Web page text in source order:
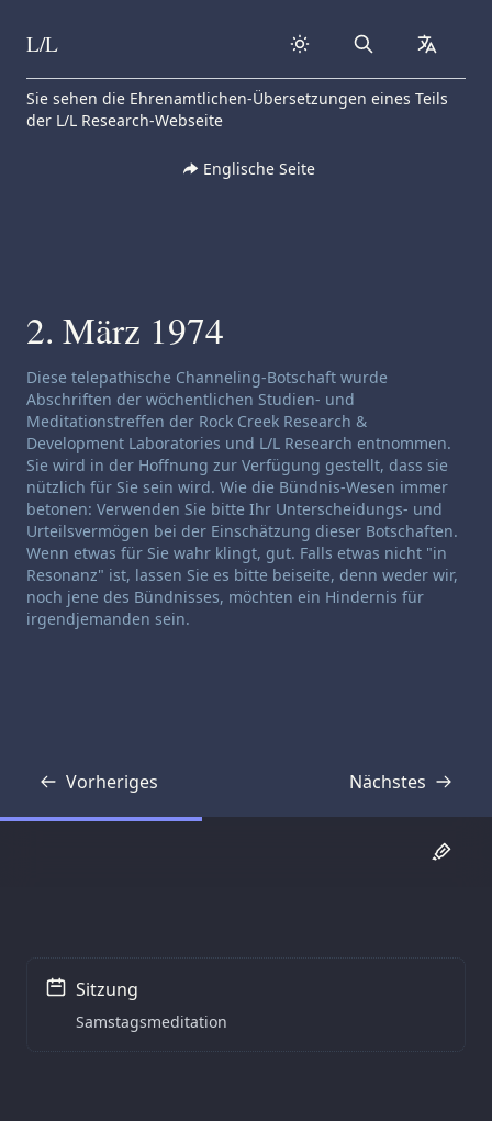
Skip to content
L/L Search
Sie sehen die Ehrenamtlichen-Übersetzungen eines Teils
der L/L Research-Webseite
Englische Seite
2. März 1974
Haftungsausschluss für Channeling:
Diese telepathische Channeling-Botschaft wurde
Abschriften der wöchentlichen Studien- und
Meditationstreffen der Rock Creek Research &
Development Laboratories und L/L Research entnommen.
Sie wird in der Hoffnung zur Verfügung gestellt, dass sie
nützlich für Sie sein wird. Wie die Bündnis-Wesen immer
betonen: Verwenden Sie bitte Ihr Unterscheidungs- und
Urteilsvermögen bei der Einschätzung dieser Botschaften.
Wenn etwas für Sie wahr klingt, gut. Falls etwas nicht "in
Resonanz" ist, lassen Sie es bitte beiseite, denn weder wir,
noch jene des Bündnisses, möchten ein Hindernis für
irgendjemanden sein.
Vorheriges
Transkript Nächstes
Transkript
Sitzung
Samstagsmeditation